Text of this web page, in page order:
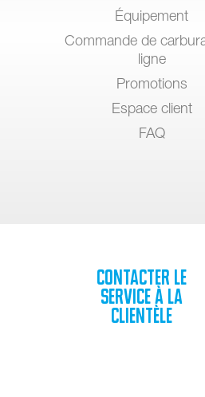
Équipement
Commande de
ligne
Promotions
Espace client
FAQ
Contacter le
service à la
clientèle